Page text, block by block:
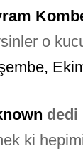
o
dedi
ki